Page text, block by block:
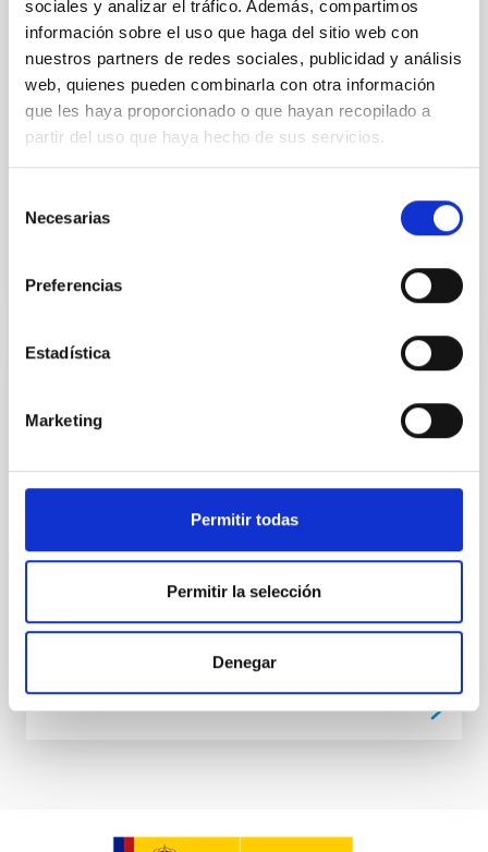
sociales y analizar el tráfico. Además, compartimos
información sobre el uso que haga del sitio web con
nuestros partners de redes sociales, publicidad y análisis
web, quienes pueden combinarla con otra información
que les haya proporcionado o que hayan recopilado a
partir del uso que haya hecho de sus servicios.
Necesarias
Preferencias
Estadística
Marketing
Permitir todas
Permitir la selección
Denegar
Observatory LLC
Regular las condiciones para la instalación del TMT
en el ORM, su futura operación y, cuando así se
decida de mutuo acuerdo, su demolición, retirada y
restauración del emplazamiento
Not in force
y el IAC para el desarrollo del proyecto "Un
del Teide.
Posibilitar el desarrollo de las actividades que
Observatorio del Teide.
In-force date 03/28/2017-03/28/2018
Not in force